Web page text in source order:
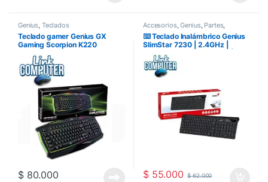
Genius, Teclados
Teclado gamer Genius GX
Gaming Scorpion K220
$80.000
Accesorios,Genius, Partes,
Perifericos Teclados Teclados
Inalambricos
⌨️ Teclado Inalámbrico Genius
SlimStar 7230 | 2.4GHz |
Teclas de Acceso Rápido |
Diseño Compacto | Para PC y
Smart TV
$55.000 $62.000